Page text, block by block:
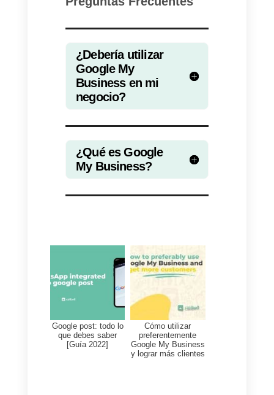
o directamente en las
La mayor diferencia entre estos
dos sistemas es que si bien
prácticamente son lo mismo.
Ahora, los usuarios podrán
resolver sus problemas de
el horario comercial o las
y respuestas desde la búsqueda
o incluso desde maps.